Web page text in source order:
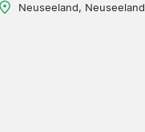
Neuseeland, Neuseeland